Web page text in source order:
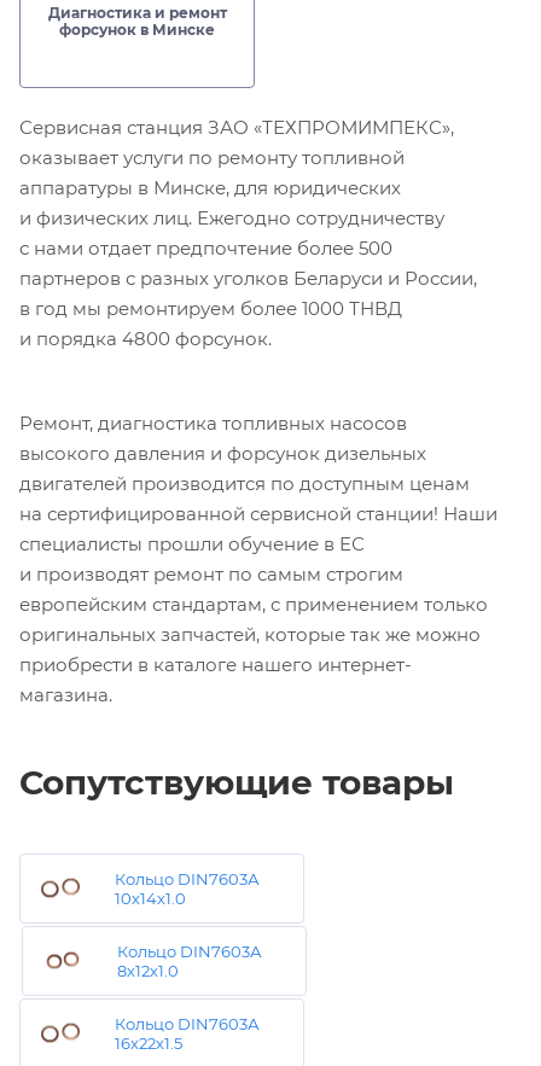
Диагностика и ремонт
форсунок в Минске
Сервисная станция ЗАО «ТЕХПРОМИМПЕКС»,
оказывает услуги по ремонту топливной
аппаратуры в Минске, для юридических
и физических лиц. Ежегодно сотрудничеству
с нами отдает предпочтение более 500
партнеров с разных уголков Беларуси и России,
в год мы ремонтируем более 1000 ТНВД
и порядка 4800 форсунок.
Ремонт, диагностика топливных насосов
высокого давления и форсунок дизельных
двигателей производится по доступным ценам
на сертифицированной сервисной станции! Наши
специалисты прошли обучение в EС
и производят ремонт по самым строгим
европейским стандартам, с применением только
оригинальных запчастей, которые так же можно
приобрести в каталоге нашего интернет-
магазина.
Сопутствующие товары
Кольцо DIN7603А
10х14х1.0
Кольцо DIN7603А
8х12х1.0
Кольцо DIN7603А
16х22х1.5